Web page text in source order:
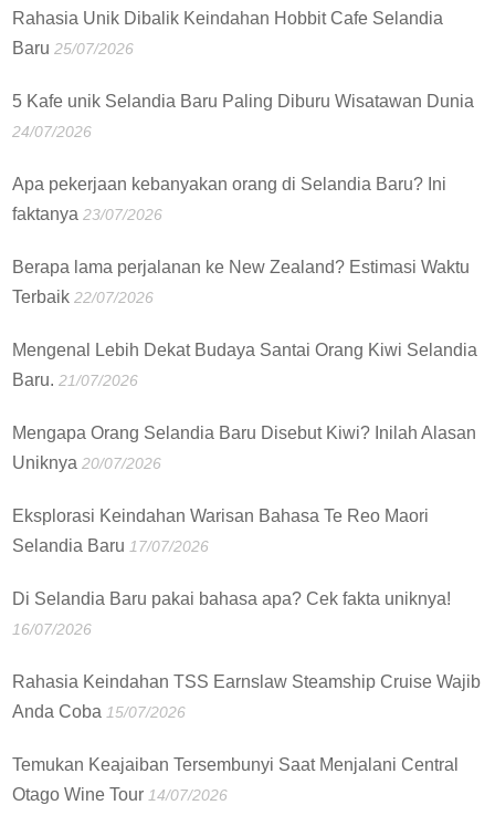
Rahasia Unik Dibalik Keindahan Hobbit Cafe Selandia
Baru 25/07/2026
5 Kafe unik Selandia Baru Paling Diburu Wisatawan Dunia
24/07/2026
Apa pekerjaan kebanyakan orang di Selandia Baru? Ini
faktanya 23/07/2026
Berapa lama perjalanan ke New Zealand? Estimasi Waktu
Terbaik 22/07/2026
Mengenal Lebih Dekat Budaya Santai Orang Kiwi Selandia
Baru. 21/07/2026
Mengapa Orang Selandia Baru Disebut Kiwi? Inilah Alasan
Uniknya 20/07/2026
Eksplorasi Keindahan Warisan Bahasa Te Reo Maori
Selandia Baru 17/07/2026
Di Selandia Baru pakai bahasa apa? Cek fakta uniknya!
16/07/2026
Rahasia Keindahan TSS Earnslaw Steamship Cruise Wajib
Anda Coba 15/07/2026
Temukan Keajaiban Tersembunyi Saat Menjalani Central
Otago Wine Tour 14/07/2026